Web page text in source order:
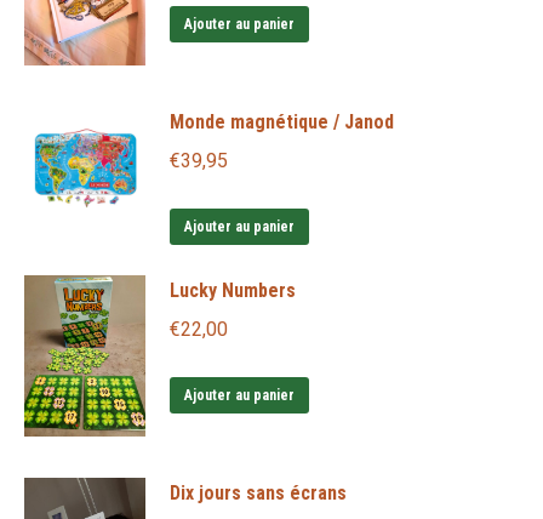
Ajouter au panier
Monde magnétique / Janod
€39,95
Ajouter au panier
Lucky Numbers
€22,00
Ajouter au panier
Dix jours sans écrans